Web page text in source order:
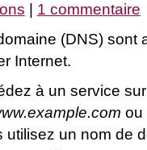
1 commentaire
(DNS) sont
Internet.
à un service
ou
utilisez un nom de